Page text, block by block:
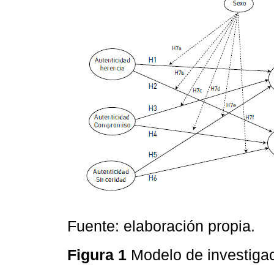
Fuente: elaboración propia.
Figura 1 Modelo de